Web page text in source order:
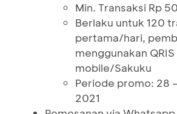
Min. Transaksi Rp
Berlaku untuk 120
pertama/hari,
menggunakan
mobile/Sakuku
Periode promo: 28
2021